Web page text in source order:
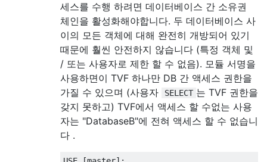
세스를 수행 하려면 데이터베이스 간 소유권
체인을 활성화해야합니다. 두 데이터베이스 사
이의 모든 객체에 대해 완전히 개방되어 있기
때문에 훨씬 안전하지 않습니다 (특정 객체 및
/ 또는 사용자로 제한 할 수 없음). 모듈 서명을
사용하면이 TVF 하나만 DB 간 액세스 권한을
가질 수 있으며 (사용자
SELECT 는 TVF 권한을
갖지 못하고) TVF에서 액세스 할 수없는 사용
자는 "DatabaseB"에 전혀 액세스 할 수 없습니
다 .